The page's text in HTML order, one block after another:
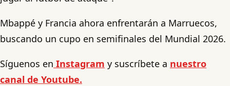
Mbappé y Francia ahora enfrentarán a Marruecos,
buscando un cupo en semifinales del Mundial 2026.
Síguenos en Instagram y suscríbete a nuestro
canal de Youtube.